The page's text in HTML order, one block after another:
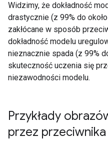
Widzimy, że dokładność
drastycznie (z 99% do
zakłócane w sposób
dokładność modelu
nieznacznie spada (z 99%
skuteczność uczenia się
niezawodności modelu.
Przykłady
przez przeciwnika